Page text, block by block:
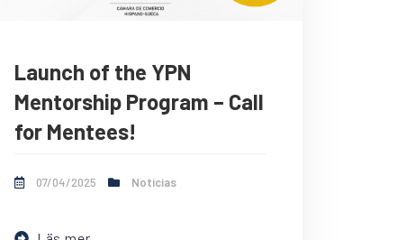
Launch of the YPN
Mentorship Program – Call
for Mentees!
07/04/2025 Noticias